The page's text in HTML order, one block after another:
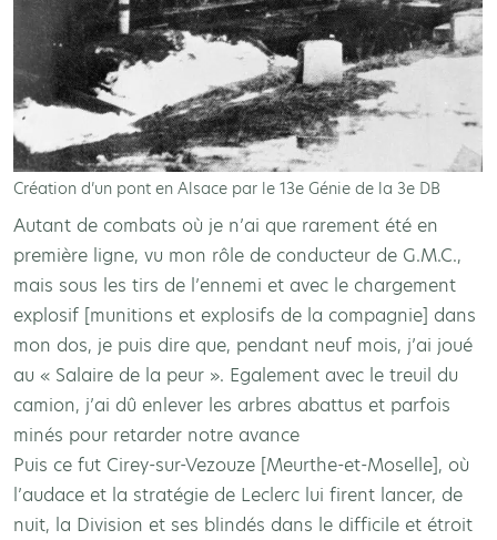
Création d’un pont en Alsace par le 13e Génie de la 3e DB
Autant de combats où je n’ai que rarement été en
première ligne, vu mon rôle de conducteur de G.M.C.,
mais sous les tirs de l’ennemi et avec le chargement
explosif [munitions et explosifs de la compagnie] dans
mon dos, je puis dire que, pendant neuf mois, j’ai joué
au « Salaire de la peur ». Egalement avec le treuil du
camion, j’ai dû enlever les arbres abattus et parfois
minés pour retarder notre avance
Puis ce fut Cirey-sur-Vezouze [Meurthe-et-Moselle], où
l’audace et la stratégie de Leclerc lui firent lancer, de
nuit, la Division et ses blindés dans le difficile et étroit